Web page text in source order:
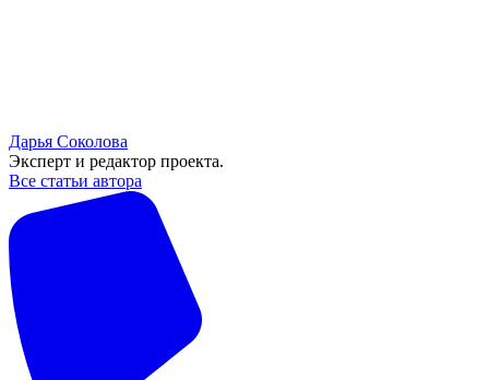
Дарья Соколова
Эксперт и редактор проекта.
Все статьи автора